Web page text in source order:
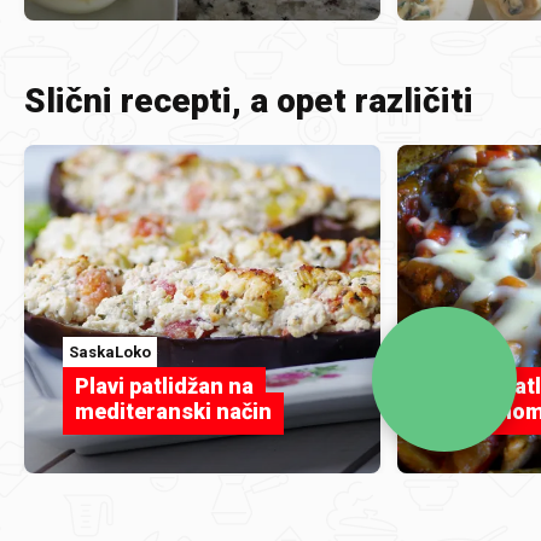
Slični recepti, a opet različiti
SaskaLoko
Plavi patlidžan na
mediteranski način
Plavi